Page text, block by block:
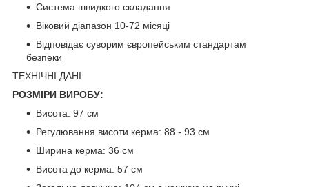
Система швидкого складання
Віковий діапазон 10-72 місяці
Відповідає суворим європейським стандартам
безпеки
ТЕХНІЧНІ ДАНІ
РОЗМІРИ ВИРОБУ:
Висота: 97 см
Регулювання висоти керма: 88 - 93 см
Ширина керма: 36 см
Висота до керма: 57 см